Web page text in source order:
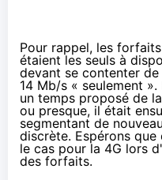
Pour rappel, les
étaient les seuls à
devant se contenter
14 Mb/s « seulement
un temps proposé de la
ou presque, il était
segmentant de
discrète. Espérons que
le cas pour la 4G lors
des forfaits.